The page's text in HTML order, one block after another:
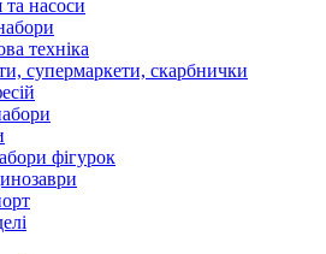
та насоси
техніка
супермаркети, скарбнички
фігурок